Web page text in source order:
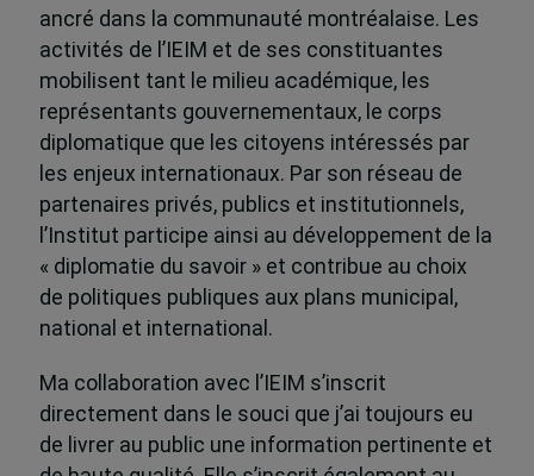
ancré dans la communauté montréalaise. Les
activités de l’IEIM et de ses constituantes
mobilisent tant le milieu académique, les
représentants gouvernementaux, le corps
diplomatique que les citoyens intéressés par
les enjeux internationaux. Par son réseau de
partenaires privés, publics et institutionnels,
l’Institut participe ainsi au développement de la
« diplomatie du savoir » et contribue au choix
de politiques publiques aux plans municipal,
national et international.
Ma collaboration avec l’IEIM s’inscrit
directement dans le souci que j’ai toujours eu
de livrer au public une information pertinente et